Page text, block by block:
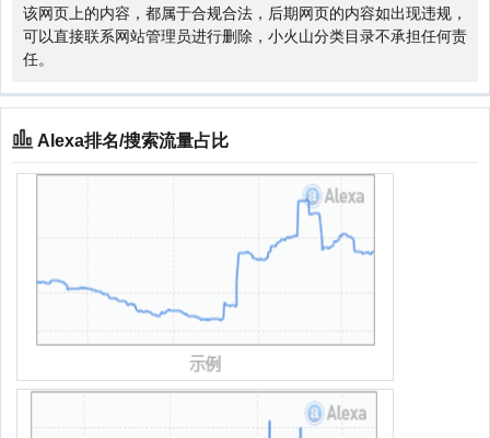
该网页上的内容，都属于合规合法，后期网页的内容如出现违规，
可以直接联系网站管理员进行删除，小火山分类目录不承担任何责
任。
Alexa排名/搜索流量占比